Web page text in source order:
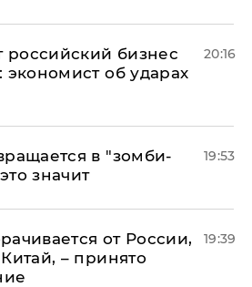
российский бизнес
экономист об ударах
20:16
в "зомби-
значит
19:53
от России,
– принято
19:39